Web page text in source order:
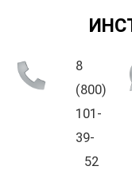
8
(800)
101-
39-
52